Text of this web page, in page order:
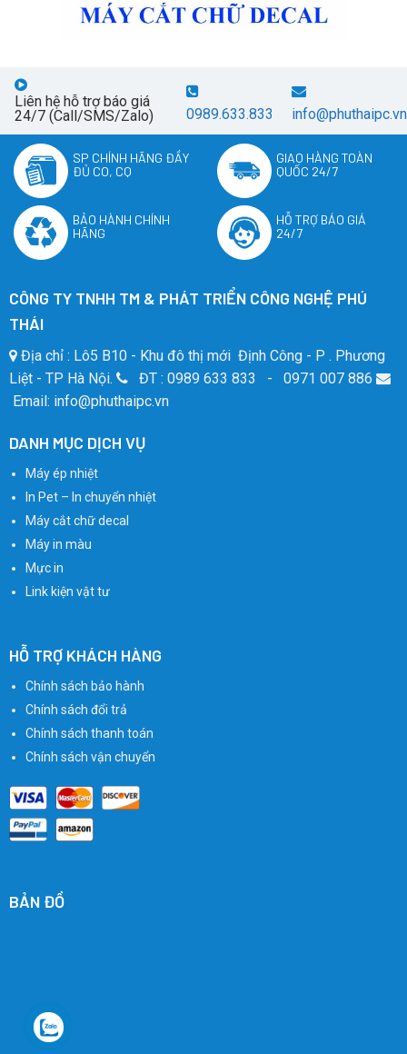
Liên hệ hỗ trợ báo giá
24/7 (Call/SMS/Zalo)
0989.633.833 info@phuthaipc.vn
SP CHÍNH HÃNG ĐẦY
ĐỦ CO, CQ
GIAO HÀNG TOÀN
QUỐC 24/7
BẢO HÀNH CHÍNH
HÃNG
HỖ TRỢ BÁO GIÁ
24/7
CÔNG TY TNHH TM & PHÁT TRIỂN CÔNG NGHỆ PHÚ
THÁI
Địa chỉ : Lô5 B10 - Khu đô thị mới Định Công - P . Phương
Liệt - TP Hà Nội.
ĐT : 0989 633 833 - 0971 007 886
Email: info@phuthaipc.vn
DANH MỤC DỊCH VỤ
Máy ép nhiệt
In Pet – In chuyển nhiệt
Máy cắt chữ decal
Máy in màu
Mực in
Link kiện vật tư
HỖ TRỢ KHÁCH HÀNG
Chính sách bảo hành
Chính sách đổi trả
Chính sách thanh toán
Chính sách vận chuyển
BẢN ĐỒ